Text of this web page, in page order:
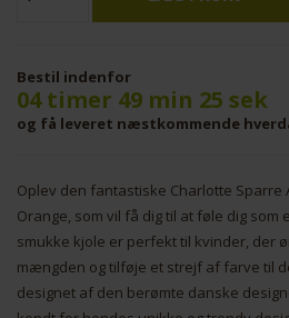
Bestil indenfor
04 timer 49 min 25 sek
og få leveret næstkommende
Oplev den fantastiske Charlotte Sparre
Orange, som vil få dig til at føle dig
smukke kjole er perfekt til kvinder, der
mængden og tilføje et strejf af farve til
designet af den berømte danske